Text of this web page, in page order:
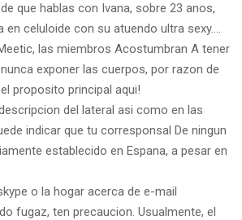
que hablas con Ivana, sobre 23 anos,
en celuloide con su atuendo ultra sexy….
las miembros Acostumbran A tener
exponer las cuerpos, por razon de
proposito principal aqui!
del lateral asi como en las
indicar que tu corresponsal De ningun
establecido en Espana, a pesar en
o la hogar acerca de e-mail
fugaz, ten precaucion. Usualmente, el